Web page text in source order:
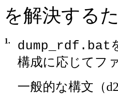
を解決する
1. dump_rdf.bat
構成に応じてフ
一般的な構文（